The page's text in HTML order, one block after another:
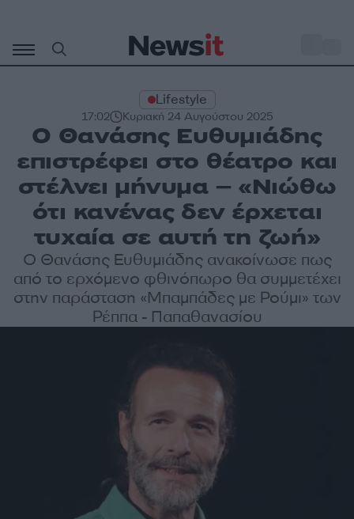
περιεχόμενο
Lifestyle
17:02 Κυριακή 24 Αυγούστου 2025
Ο Θανάσης Ευθυμιάδης
επιστρέφει στο θέατρο και
στέλνει μήνυμα – «Νιώθω
ότι κανένας δεν έρχεται
τυχαία σε αυτή τη ζωή»
Ο Θανάσης Ευθυμιάδης ανακοίνωσε πως
από το ερχόμενο φθινόπωρο θα συμμετέχει
στην παράσταση «Μπαμπάδες με Ρούμι» των
Ρέππα - Παπαθανασίου